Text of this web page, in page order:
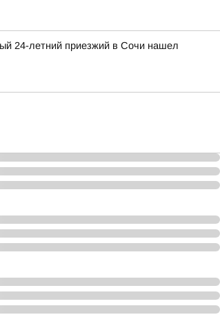
24-летний приезжий в Сочи нашел